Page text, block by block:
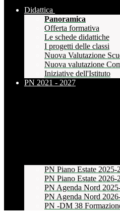
Didattica
Panoramica
Offerta formativa
Le schede didattiche
I progetti delle classi
Nuova Valutazione
Nuova valutazione
Iniziative dell'Istituto
PN 2021 - 2027
PN Piano Estate 2025-
PN Piano Estate 2026-
PN Agenda Nord
PN Agenda Nord
PN -DM 38